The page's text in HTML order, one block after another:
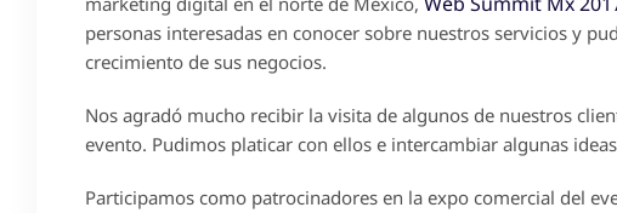
personas interesadas en conocer sobre nuestros servicios y
crecimiento de sus negocios.
Nos agradó mucho recibir la visita de algunos de nuestros
evento. Pudimos platicar con ellos e intercambiar algunas
Participamos como patrocinadores en la expo comercial del